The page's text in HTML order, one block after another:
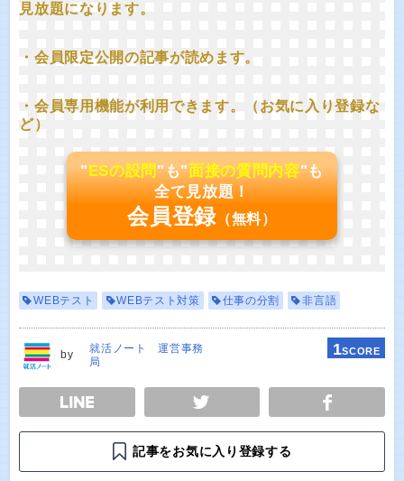
見放題になります。
・会員限定公開の記事が読めます。
・会員専用機能が利用できます。（お気に入り登録な
ど）
"ESの設問"も"面接の質問内容"も
全て見放題！
会員登録 （無料）
WEBテスト WEBテスト対策 仕事の分割 非言語
by
就活ノート 運営事務
局
1SCORE
TWEET
記事をお気に入り登録する